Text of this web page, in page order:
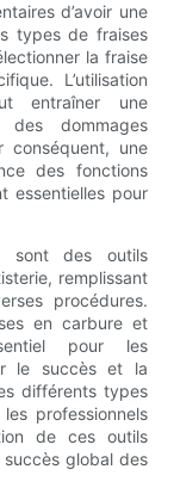
d’avoir une
types de fraises
la fraise
L’utilisation
entraîner une
dommages
une
des fonctions
essentielles pour
sont des outils
remplissant
procédures.
en carbure et
pour les
le succès et la
différents types
professionnels
de ces outils
global des